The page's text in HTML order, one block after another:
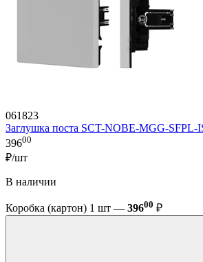
061823
Заглушка поста SCT-NOBE-MGG-
39600
₽/шт
В наличии
Коробка (картон) 1 шт — 39600 ₽